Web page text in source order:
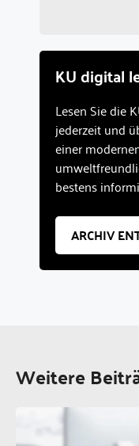
KU digital
Lesen Sie die
jederzeit und
einer
bestens
ARCHIV
Weitere